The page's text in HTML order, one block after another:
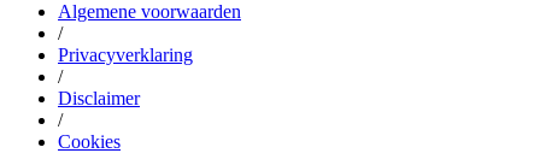
Algemene voorwaarden
/
Privacyverklaring
/
Disclaimer
/
Cookies